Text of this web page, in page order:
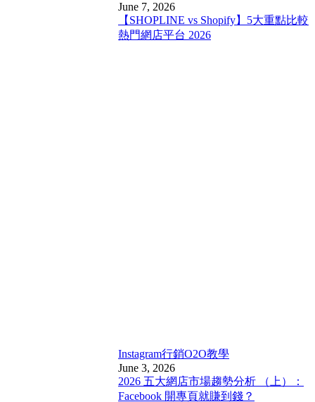
June 7, 2026
【SHOPLINE vs Shopify】5大重點比較
熱門網店平台 2026
Instagram行銷O2O教學
June 3, 2026
2026 五大網店市場趨勢分析 （上）：
Facebook 開專頁就賺到錢？